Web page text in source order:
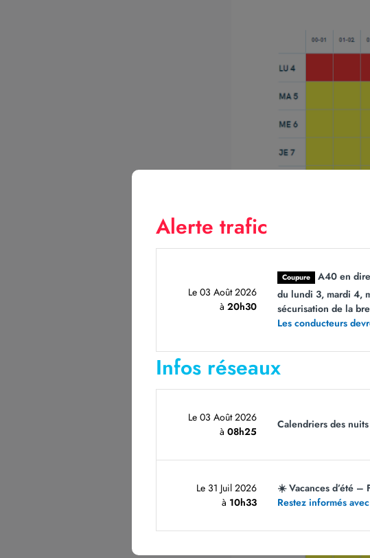
Alerte trafic
Le 03 Août 2026
à20h30
Coupure
A40 en
du lundi 3, mardi 4,
sécurisation de la
Les conducteurs
Infos réseaux
Le 03 Août 2026
à08h25
Calendriers des
Le 31 Juil 2026
à 10h33
☀️ Vacances d’été –
Restez informés